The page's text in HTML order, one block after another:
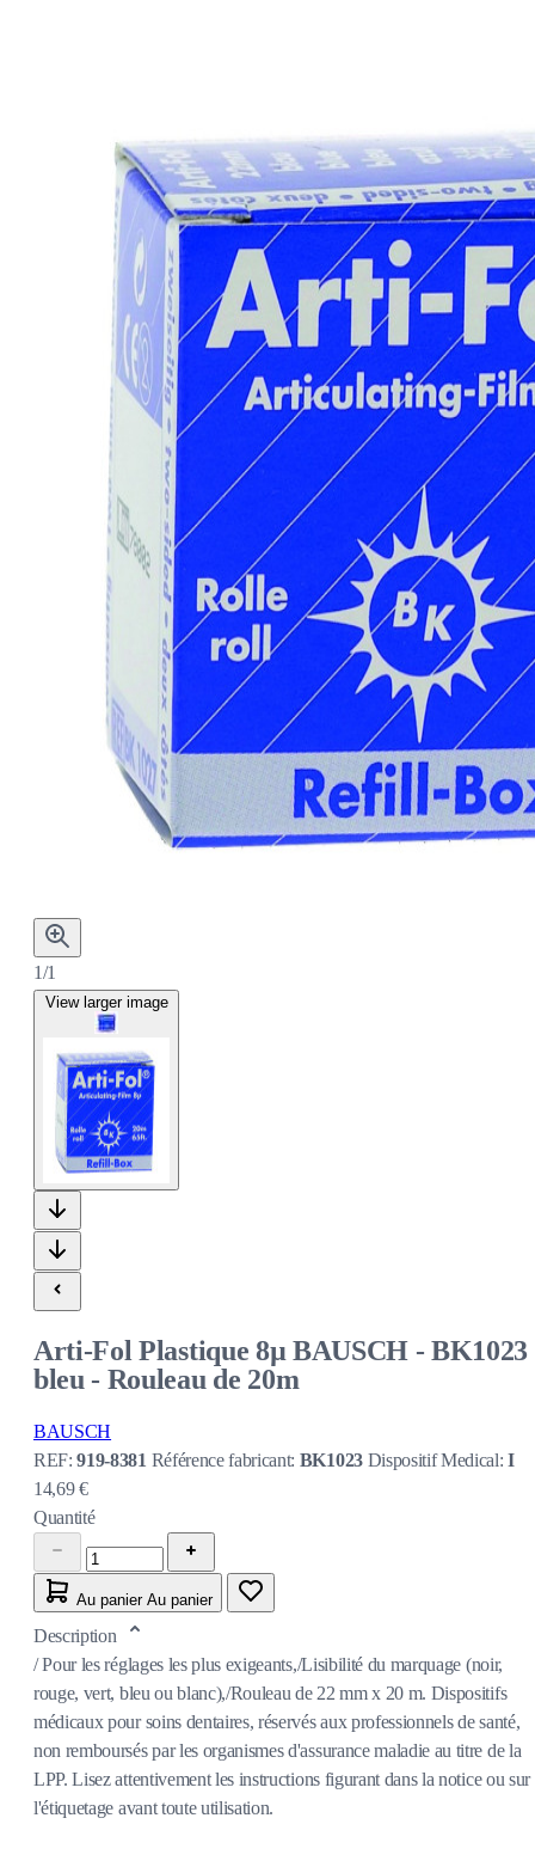
1/1
View larger image
Arti-Fol Plastique 8µ BAUSCH - BK1023
bleu - Rouleau de 20m
BAUSCH
REF:919-8381 Référence fabricant: BK1023 Dispositif Medical:I
14,69 €
Quantité
Au panier Au panier
Description
/ Pour les réglages les plus exigeants,/Lisibilité du marquage (noir,
rouge, vert, bleu ou blanc),/Rouleau de 22 mm x 20 m. Dispositifs
médicaux pour soins dentaires, réservés aux professionnels de santé,
non remboursés par les organismes d'assurance maladie au titre de la
LPP. Lisez attentivement les instructions figurant dans la notice ou sur
l'étiquetage avant toute utilisation.